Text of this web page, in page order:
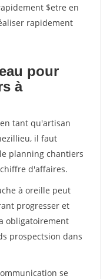
$etre en
rapidement
pour
à
tant qu'artisan
il faut
planning chantiers
d'affaires.
à oreille peut
progresser et
obligatoirement
prospectsion dans
se